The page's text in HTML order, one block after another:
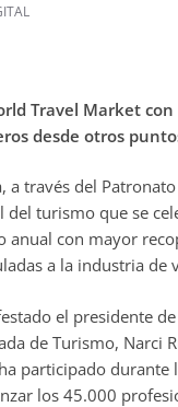
Travel Market
desde otros
a través del
turismo que se
anual con mayor
a la industria de
el presidente
de Turismo, Narci
participado
los 45.000